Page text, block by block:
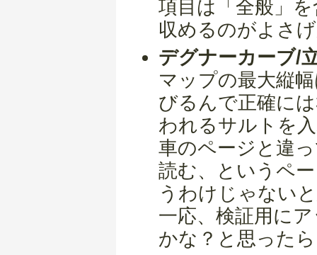
項目は「全般」
収めるのがよさ
デグナーカーブ/
マップの最大縦
びるんで正確に
われるサルトを
車のページと違
読む、というペ
うわけじゃない
一応、検証用に
かな？と思った